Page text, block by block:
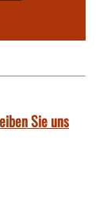
Sie uns